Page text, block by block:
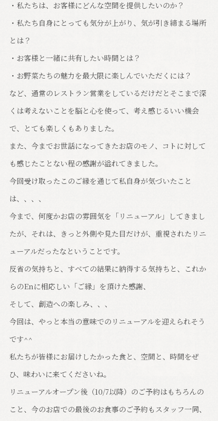
・私たちは、お客様にどんな空間を提供したいのか？
・私たち自身にとっても気分が上がり、気が引き締まる場所
とは？
・お客様と一緒に共有したい時間とは？
・お野菜たちの魅力を最大限に楽しんでいただくには？
など、通常のレストラン営業をしているだけだとそこまで深
くは考えないことを脳と心を使って、考え感じるいい機会
で、とても楽しくもありました。
また、今までお世話になってきたお店のモノ、コトに対して
も感じたことない程の感謝が溢れてきました。
今回受け取ったこのご縁を通じて私自身が気づいたこと
は、、、、
今まで、何度かお店の雰囲気を「リニューアル」してきまし
たが、それは、きっと外側や見た目だけが、重視されたリニ
ューアルだったなということです。
反省の気持ちと、すべての結果に納得する気持ちと、これか
らのEnに相応しい「ご縁」を頂けた感謝、
そして、創造への楽しみ、、、
今回は、やっと本当の意味でのリニューアルを迎えられそう
です^^
私たちが皆様にお届けしたかった食と、空間と、時間をぜ
ひ、味わいに来てくださいね。
リニューアルオープン後（10/7以降）のご予約はもちろんの
こと、今のお店での最後のお食事のご予約もスタッフ一同、